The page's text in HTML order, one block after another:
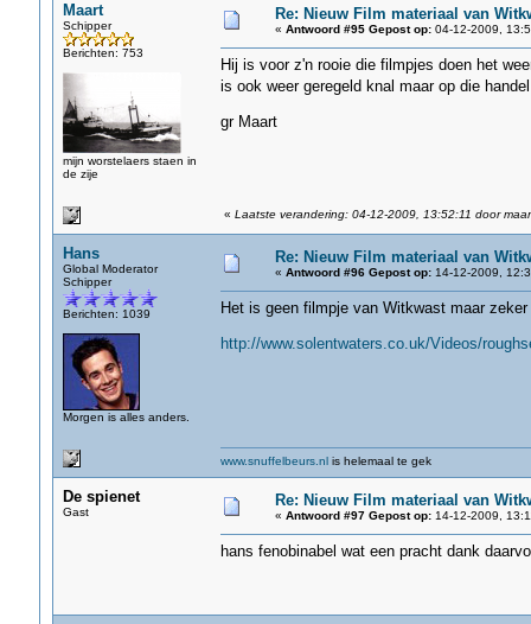
Maart
Schipper
Berichten: 753
mijn worstelaers staen in
de zije
Re: Nieuw Film materiaal van
« Antwoord #95 Gepost op:04-12-2009,
Hij is voor z'n rooie die filmpjes doen het
is ook weer geregeld knal maar op die
gr Maart
« Laatste verandering: 04-12-2009, 13:52:11 door
Hans
Global Moderator
Schipper
Berichten: 1039
Morgen is alles anders.
Re: Nieuw Film materiaal van
« Antwoord #96 Gepost op:14-12-2009,
Het is geen filmpje van Witkwast maar
http://www.solentwaters.co.uk/Videos/
www.snuffelbeurs.nlis helemaal te gek
De spienet
Gast
Re: Nieuw Film materiaal van
« Antwoord #97 Gepost op:14-12-2009,
hans fenobinabel wat een pracht dank